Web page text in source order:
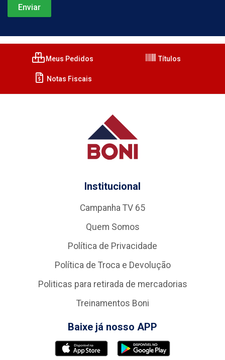
Meus Pedidos Títulos
Notas Fiscais
Institucional
Campanha TV 65
Quem Somos
Política de Privacidade
Política de Troca e Devolução
Politicas para retirada de mercadorias
Treinamentos Boni
Baixe já nosso APP